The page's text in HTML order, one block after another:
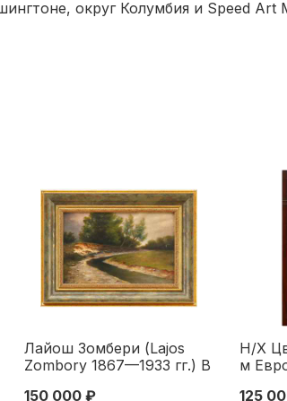
округ Колумбия и Speed Art
Лайош Зомбери (Lajos
Zombory 1867—1933 гг.) В
150 000 ₽
Н/Х
м
125